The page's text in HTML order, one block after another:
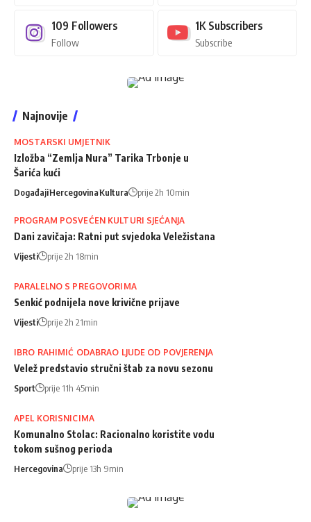
109 Followers
Follow
1K Subscribers
Subscribe
Najnovije
MOSTARSKI UMJETNIK
Izložba “Zemlja Nura” Tarika Trbonje u
Šarića kući
DogađajiHercegovinaKultura prije 2h 10min
PROGRAM POSVEĆEN KULTURI SJEĆANJA
Dani zavičaja: Ratni put svjedoka Veležistana
Vijesti prije 2h 18min
PARALELNO S PREGOVORIMA
Senkić podnijela nove krivične prijave
Vijesti prije 2h 21min
IBRO RAHIMIĆ ODABRAO LJUDE OD POVJERENJA
Velež predstavio stručni štab za novu sezonu
Sport prije 11h 45min
APEL KORISNICIMA
Komunalno Stolac: Racionalno koristite vodu
tokom sušnog perioda
Hercegovina prije 13h 9min